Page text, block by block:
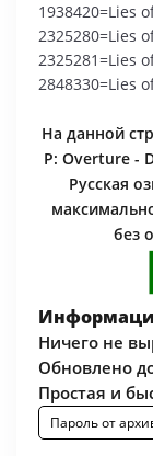
1938420=Lies
2325280=Lies
2325281=Lies
2848330=Lies
На данной
P: Overture -
Русская
без
Ничего не
Обновлено
Простая и
Пароль от